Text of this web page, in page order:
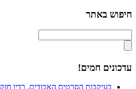
חיפוש באתר
עדכונים חמים!
בעיקבות הסרטים האבודים. רדיו חזק remixed 2021